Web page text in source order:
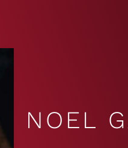
NOEL